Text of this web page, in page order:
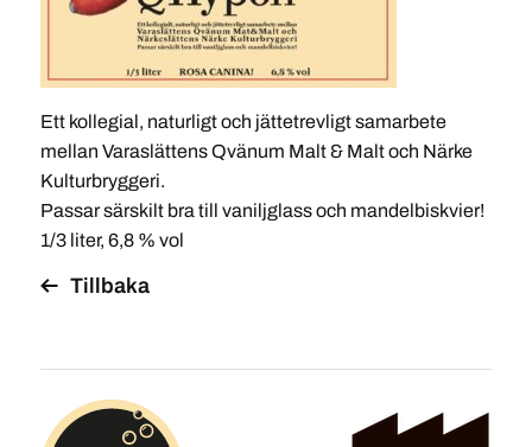
Ett kollegial, naturligt och jättetrevligt samarbete
mellan Varaslättens Qvänum Malt & Malt och Närke
Kulturbryggeri.
Passar särskilt bra till vaniljglass och mandelbiskvier!
1/3 liter, 6,8 % vol
Tillbaka